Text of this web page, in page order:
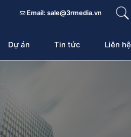
Email: sale@3rmedia.vn
Dự án Tin tức Liên hệ